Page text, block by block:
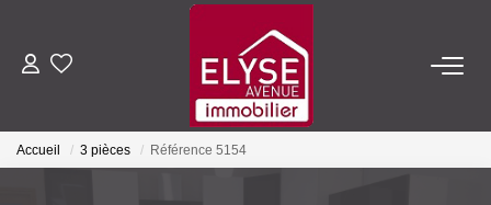
ACHETER
Accueil 3 pièces Référence 5154